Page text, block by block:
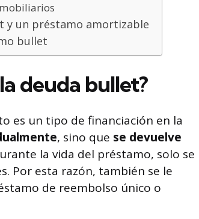
y un préstamo amortizable
bullet
deuda bullet?
es un tipo de financiación en la
, sino que se devuelve
la vida del préstamo, solo se
Por esta razón, también se le
de reembolso único o